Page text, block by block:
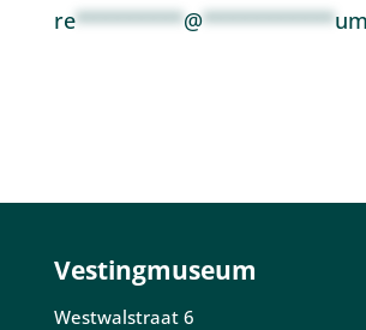
re*********@***********
Vestingmuseum
Westwalstraat 6